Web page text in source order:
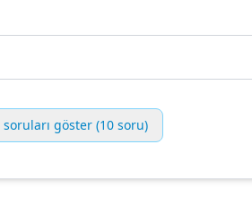
soruları göster (10 soru)